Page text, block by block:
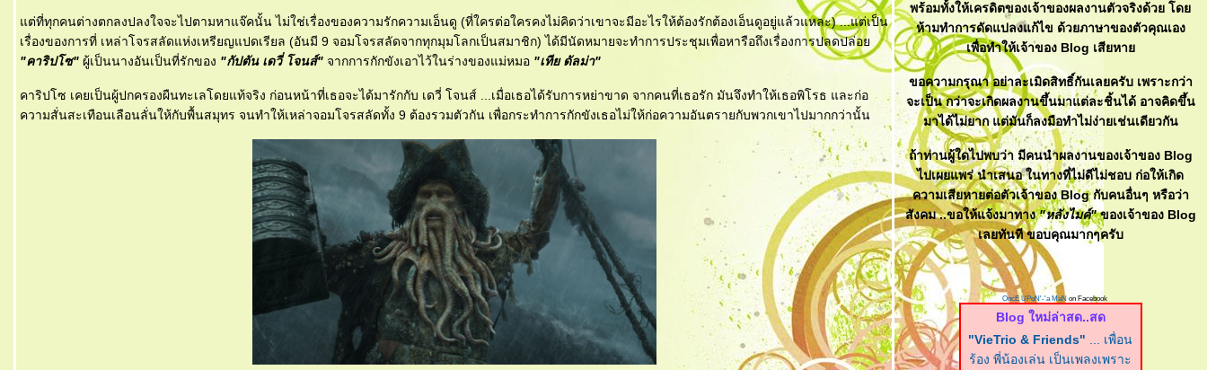
ต่ที่ทุกคนต่างตกลงปลงใจจะไปตามหาแจ๊คนั้น ไม่ใช่เรื่องของความรักความเอ็นดู (ที่ใครต่อใครคงไม่คิดว่าเขาจะมีอะไรให้ต้องรักต้องเอ็นดูอยู่แล้วแหละ) ...แต่เป็น
เรื่องของการที่ เหล่าโจรสลัดแห่งเหรียญแปดเรียล (อันมี 9 จอมโจรสลัดจากทุกมุมโลกเป็นสมาชิก) ได้มีนัดหมายจะทำการประชุมเพื่อหารือถึงเรื่องการปลดปล่อ
"คาริปโซ" ผู้เป็นนางอันเป็นที่รักของ "กัปตัน เดวี่ โจนส์" จากการกักขังเอาไว้ในร่างของแม่หมอ "เทีย ดัลม่า"
คาริปโซ เคยเป็นผู้ปกครองผืนทะเลโดยแท้จริง ก่อนหน้าที่เธอจะได้มารักกับ เดวี่ โจนส์ ...เมื่อเธอได้รับการหย่าขาด จากคนที่เธอรัก มันจึงทำให้เธอพิโรธ และก่อ
ความสั่นสะเทือนเลือนลั่นให้กับพื้นสมุทร จนทำให้เหล่าจอมโจรสลัดทั้ง 9 ต้องรวมตัวกัน เพื่อกระทำการกักขังเธอไม่ให้ก่อความอันตรายกับพวกเขาไปมากกว่านั้น
พร้อมทั้งให้เครดิตของเจ้าของผลงานตัวจริงด้วย โด
ห้ามทำการดัดแปลงแก้ไข ด้วยภาษาของตัวคุณเอง
เพื่อทำให้เจ้าของ Blog เสียหา
ขอความกรุณา อย่าละเมิดสิทธิ์กันเลยครับ เพราะกว่า
จะเป็น กว่าจะเกิดผลงานขึ้นมาแต่ละชิ้นได้ อาจคิดขึ้น
มาได้ไม่ยาก แต่มันก็ลงมือทำไม่ง่ายเช่นเดียวกัน
ถ้าท่านผู้ใดไปพบว่า มีคนนำผลงานของเจ้าของ Blog
ไปเผยแพร่ นำเสนอ ในทางที่ไม่ดีไม่ชอบ ก่อให้เกิด
ความเสียหายต่อตัวเจ้าของ Blog กับคนอื่นๆ หรือว่า
สังคม ..ขอให้แจ้งมาทาง"หลังไมค์"ของเจ้าของ Blog
เลยทันที ขอบคุณมากๆครับ
OncE UPoN'-'a MaN on Facebook
Blog ใหม่ล่าสด..สด
"VieTrio & Friends" ... เพื่อน
ร้อง พี่น้องเล่น เป็นเพลงเพราะ